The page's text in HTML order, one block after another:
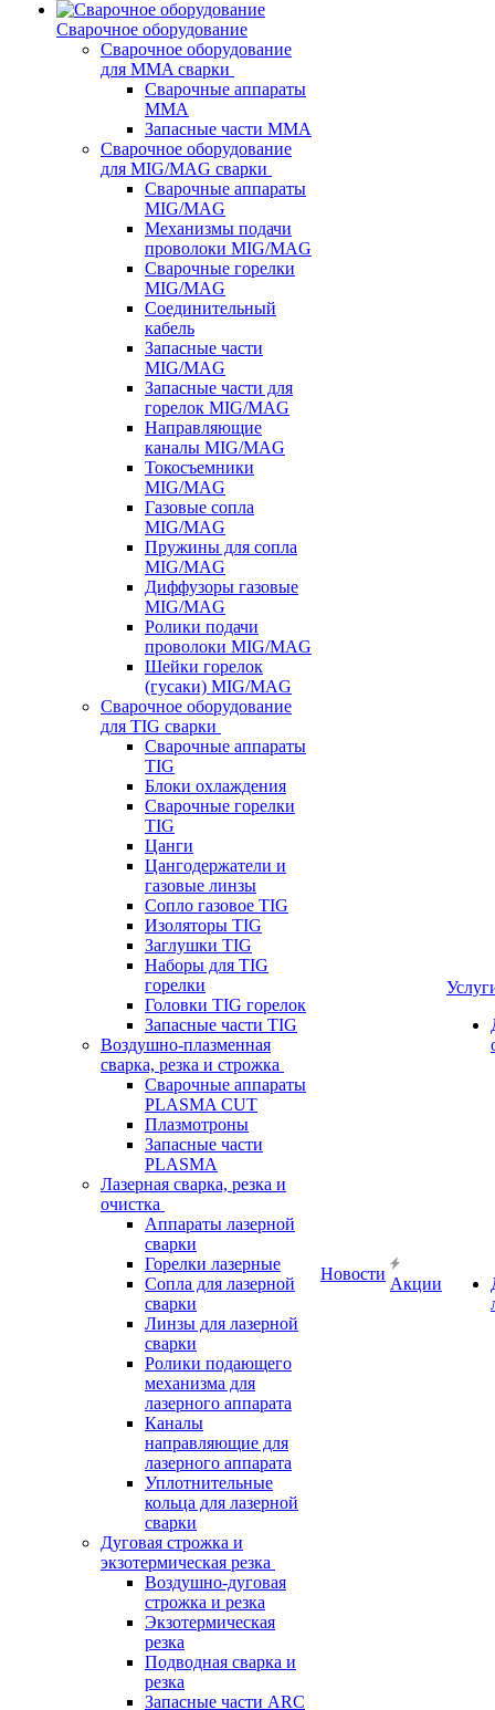
Сварочное оборудование
Сварочное оборудование
для MMA сварки
Сварочные аппараты
MMA
Запасные части MMA
Сварочное оборудование
для MIG/MAG сварки
Сварочные аппараты
MIG/MAG
Механизмы подачи
проволоки MIG/MAG
Сварочные горелки
MIG/MAG
Соединительный
кабель
Запасные части
MIG/MAG
Запасные части для
горелок MIG/MAG
Направляющие
каналы MIG/MAG
Токосъемники
MIG/MAG
Газовые сопла
MIG/MAG
Пружины для сопла
MIG/MAG
Диффузоры газовые
MIG/MAG
Ролики подачи
проволоки MIG/MAG
Шейки горелок
(гусаки) MIG/MAG
Сварочное оборудование
для TIG сварки
Сварочные аппараты
TIG
Блоки охлаждения
Сварочные горелки
TIG
Цанги
Цангодержатели и
газовые линзы
Сопло газовое TIG
Изоляторы TIG
Заглушки TIG
Наборы для TIG
горелки
Головки TIG горелок
Запасные части TIG
Воздушно-плазменная
сварка, резка и строжка
Сварочные аппараты
PLASMA CUT
Плазмотроны
Запасные части
PLASMA
Лазерная сварка, резка и
очистка
Аппараты лазерной
сварки
Горелки лазерные
Сопла для лазерной
сварки
Линзы для лазерной
сварки
Ролики подающего
механизма для
лазерного аппарата
Каналы
направляющие для
лазерного аппарата
Уплотнительные
кольца для лазерной
сварки
Дуговая строжка и
экзотермическая резка
Воздушно-дуговая
строжка и резка
Экзотермическая
резка
Подводная сварка и
резка
Запасные части ARC
Новости
Акции